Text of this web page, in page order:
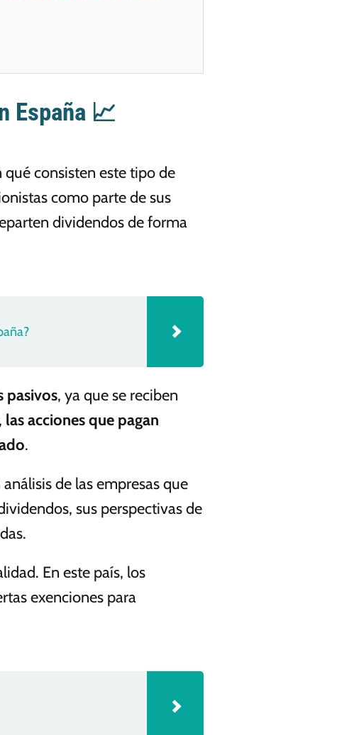
España 📈
consisten este tipo de
como parte de sus
dividendos de forma
pasivos, ya que se reciben
las acciones que pagan
.
de las empresas que
sus perspectivas de
En este país, los
exenciones para